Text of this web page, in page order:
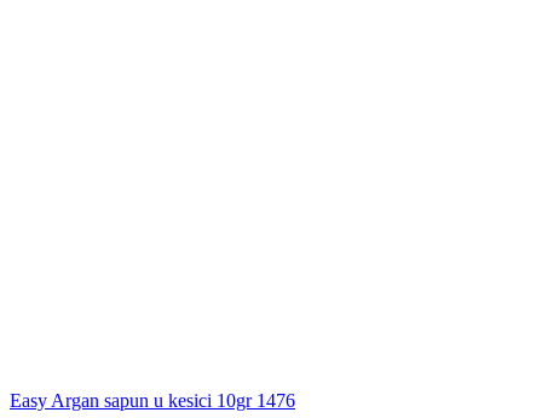
Easy Argan sapun u kesici 10gr 1476